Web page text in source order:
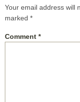
Your email address will
marked *
Comment *